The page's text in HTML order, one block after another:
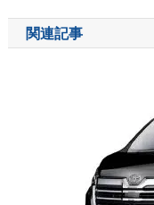
ナ
ビ
関連記事